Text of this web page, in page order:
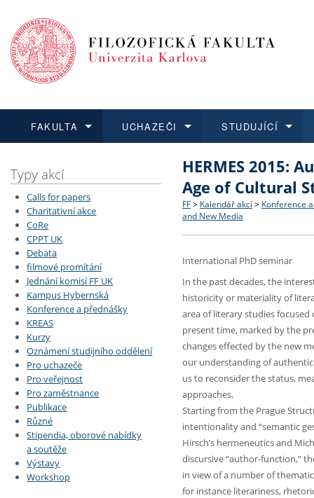
FAKULTA
Dozvědět se více
Struktura a historie
Strategie a další
Absolventi fakulty
Fakultní školy FF UK
UCHAZEČI
Podat přihlášku
Co studovat a jak se
Učitelské studijní
STUDUJÍCÍ
Dozvědět se více
Bakalářské a magisterské
Doktorské studium
Dozvědět se více
O vědě a výzkumu na FF
Akademické kvalifikace
Dozvědět se více
Aktuální nabídky a
Vyjíždějící studenti
Vyjíždějící zaměstnanci
Typy akcí
Calls for papers
Charitativní akce
CoRe
CPPT UK
Debata
filmové promítání
Jednání komisí FF UK
Kampus Hybernská
Konference a přednášky
KREAS
Kurzy
Oznámení studijního oddělení
Pro uchazeče
Pro veřejnost
Pro zaměstnance
Publikace
Různé
Stipendia, oborové nabídky
a soutěže
Výstavy
Workshop
HERMES 2015:
Age of Cultural
FF > Kalendář akcí > Konference
and New Media
International PhD seminar
In the past decades, the
historicity or materiality of
area of literary studies
present time, marked by the
changes effected by the new
our understanding of
us to reconsider the status,
approaches.
Starting from the Prague
intentionality and “semantic
Hirsch’s hermeneutics and
discursive “author-function,”
in view of a number of
for instance literariness,